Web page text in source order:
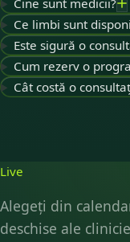
Cine sunt medicii?
Ce limbi sunt
Este sigură o
Cum rezerv o
Cât costă o
Live
Alegeți din
deschise ale